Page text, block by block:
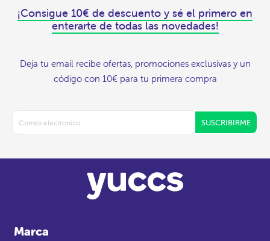
¡Consigue 10€ de descuento y sé el primero en
enterarte de todas las novedades!
Deja tu email recibe ofertas, promociones exclusivas y un
código con 10€ para tu primera compra
SUSCRIBIRME
Marca